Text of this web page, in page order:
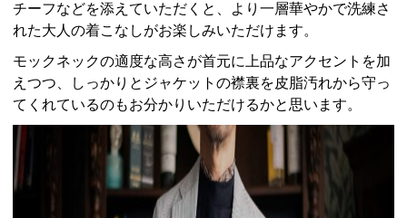
チーフなどを添えていただくと、より一層華やかで洗練さ
れた大人の着こなしがお楽しみいただけます。
モックネックの適度な高さが首元に上品なアクセントを加
えつつ、しっかりとジャケットの襟裏を皮脂汚れから守っ
てくれているのもお分かりいただけるかと思います。